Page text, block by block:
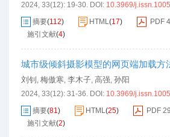
2024, 33(12): 19-30. DOI: 10.3969/
摘要(112) HTML(17) PDF
施引文献(4)
城市级倾斜摄影模型的网页端加载方
刘钊 , 梅傲寒, 李木子, 高强, 孙阳
2024, 33(12): 31-36. DOI: 10.3969/
摘要(81) HTML(25) PDF
施引文献(2)